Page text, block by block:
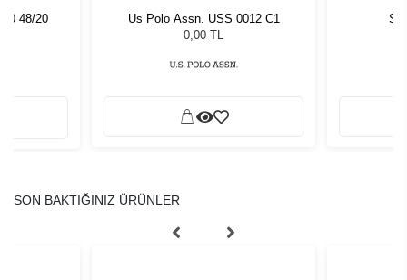
48/20
Us Polo Assn. USS 0012 C1
0,00 TL
SON BAKTIĞINIZ ÜRÜNLER